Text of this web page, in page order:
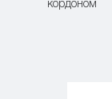
кордоном